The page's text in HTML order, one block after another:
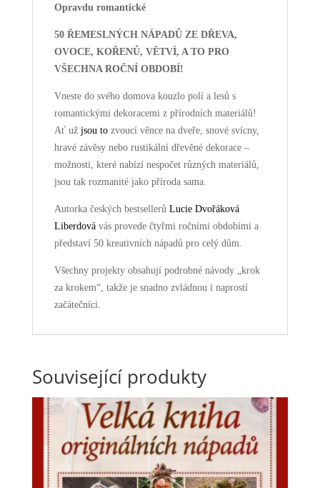
formátech
množství
Opravdu romantické
50 ŘEMESLNÝCH NÁPADŮ ZE DŘEVA,
OVOCE, KOŘENŮ, VĚTVÍ, A TO PRO
VŠECHNA ROČNÍ OBDOBÍ!
Vneste do svého domova kouzlo polí a lesů s
romantickými dekoracemi z přírodních materiálů!
Ať už jsou to zvoucí věnce na dveře, snové svícny,
hravé závěsy nebo rustikální dřevěné dekorace –
možnosti, které nabízí nespočet různých materiálů,
jsou tak rozmanité jako příroda sama.
Autorka českých bestsellerů Lucie Dvořáková
Liberdová vás provede čtyřmi ročními obdobími a
představí 50 kreativních nápadů pro celý dům.
Všechny projekty obsahují podrobné návody „krok
za krokem“, takže je snadno zvládnou i naprostí
začátečníci.
Související produkty